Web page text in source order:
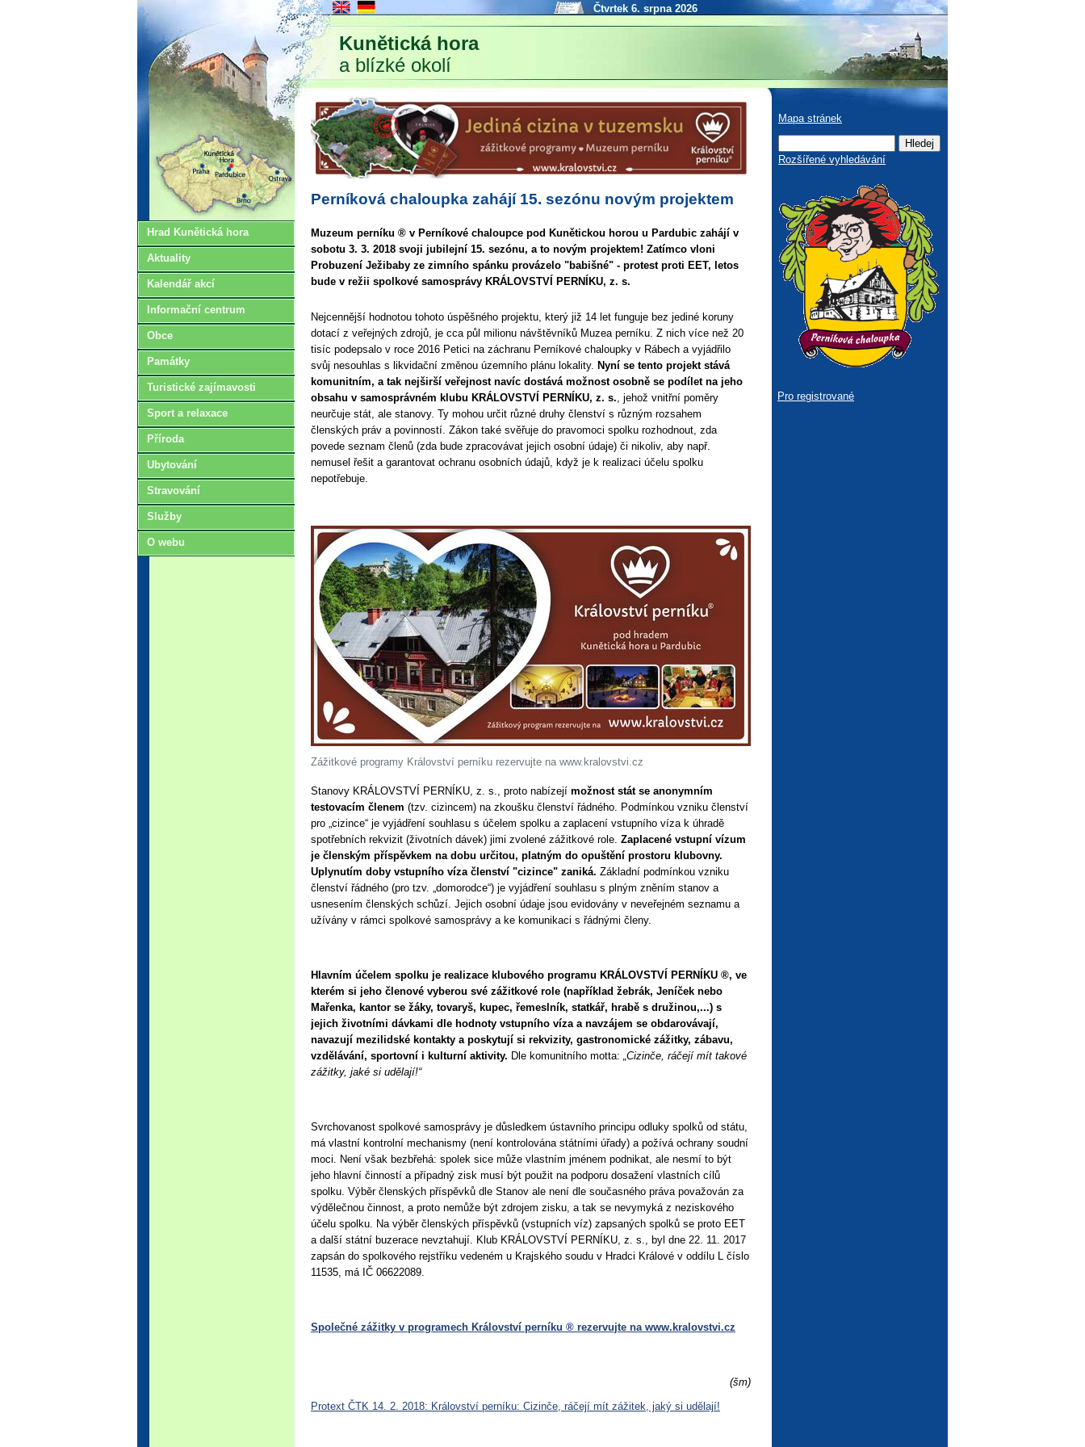
Kunětická hora
a blízké okolí
Čtvrtek 6. srpna 2026
Hrad Kunětická hora
Aktuality
Kalendář akcí
Informační centrum
Obce
Památky
Turistické zajímavosti
Sport a relaxace
Příroda
Ubytování
Stravování
Služby
O webu
Perníková chaloupka zahájí 15. sezónu novým projektem
Muzeum perníku ® v Perníkové chaloupce pod Kunětickou horou u Pardubic zahájí v
sobotu 3. 3. 2018 svoji jubilejní 15. sezónu, a to novým projektem! Zatímco vloni
Probuzení Ježibaby ze zimního spánku provázelo "babišné" - protest proti EET, letos
bude v režii spolkové samosprávy KRÁLOVSTVÍ PERNÍKU, z. s.
Nejcennější hodnotou tohoto úspěšného projektu, který již 14 let funguje bez jediné koruny
dotací z veřejných zdrojů, je cca půl milionu návštěvníků Muzea perníku. Z nich více než 20
tisíc podepsalo v roce 2016 Petici na záchranu Perníkové chaloupky v Rábech a vyjádřilo
svůj nesouhlas s likvidační změnou územního plánu lokality. Nyní se tento projekt stává
komunitním, a tak nejširší veřejnost navíc dostává možnost osobně se podílet na jeho
obsahu v samosprávném klubu KRÁLOVSTVÍ PERNÍKU, z. s. , jehož vnitřní poměry
neurčuje stát, ale stanovy. Ty mohou určit různé druhy členství s různým rozsahem
členských práv a povinností. Zákon také svěřuje do pravomoci spolku rozhodnout, zda
povede seznam členů (zda bude zpracovávat jejich osobní údaje) či nikoliv, aby např.
nemusel řešit a garantovat ochranu osobních údajů, když je k realizaci účelu spolku
nepotřebuje.
Zážitkové programy Království perníku rezervujte na www.kralovstvi.cz
Stanovy KRÁLOVSTVÍ PERNÍKU, z. s., proto nabízejí možnost stát se anonymním
testovacím členem (tzv. cizincem) na zkoušku členství řádného. Podmínkou vzniku členství
pro „cizince“ je vyjádření souhlasu s účelem spolku a zaplacení vstupního víza k úhradě
spotřebních rekvizit (životních dávek) jimi zvolené zážitkové role. Zaplacené vstupní vízum
je členským příspěvkem na dobu určitou, platným do opuštění prostoru klubovny.
Uplynutím doby vstupního víza členství "cizince" zaniká. Základní podmínkou vzniku
členství řádného (pro tzv. „domorodce“) je vyjádření souhlasu s plným zněním stanov a
usnesením členských schůzí. Jejich osobní údaje jsou evidovány v neveřejném seznamu a
užívány v rámci spolkové samosprávy a ke komunikaci s řádnými členy.
Hlavním účelem spolku je realizace klubového programu KRÁLOVSTVÍ PERNÍKU ®, ve
kterém si jeho členové vyberou své zážitkové role (například žebrák, Jeníček nebo
Mařenka, kantor se žáky, tovaryš, kupec, řemeslník, statkář, hrabě s družinou,...) s
jejich životními dávkami dle hodnoty vstupního víza a navzájem se obdarovávají,
navazují mezilidské kontakty a poskytují si rekvizity, gastronomické zážitky, zábavu,
vzdělávání, sportovní i kulturní aktivity. Dle komunitního motta: „Cizinče, ráčejí mít takové
zážitky, jaké si udělají!“
Svrchovanost spolkové samosprávy je důsledkem ústavního principu odluky spolků od státu,
má vlastní kontrolní mechanismy (není kontrolována státními úřady) a požívá ochrany soudní
moci. Není však bezbřehá: spolek sice může vlastním jménem podnikat, ale nesmí to být
jeho hlavní činností a případný zisk musí být použit na podporu dosažení vlastních cílů
spolku. Výběr členských příspěvků dle Stanov ale není dle současného práva považován za
výdělečnou činnost, a proto nemůže být zdrojem zisku, a tak se nevymyká z neziskového
účelu spolku. Na výběr členských příspěvků (vstupních víz) zapsaných spolků se proto EET
a další státní buzerace nevztahují. Klub KRÁLOVSTVÍ PERNÍKU, z. s., byl dne 22. 11. 2017
zapsán do spolkového rejstříku vedeném u Krajského soudu v Hradci Králové v oddílu L číslo
11535, má IČ 06622089.
Společné zážitky v programech Království perníku ® rezervujte na www.kralovstvi.cz
(šm)
Protext ČTK 14. 2. 2018: Království perníku: Cizinče, ráčejí mít zážitek, jaký si udělají!
Mapa stránek
Rozšířené vyhledávání
Pro registrované